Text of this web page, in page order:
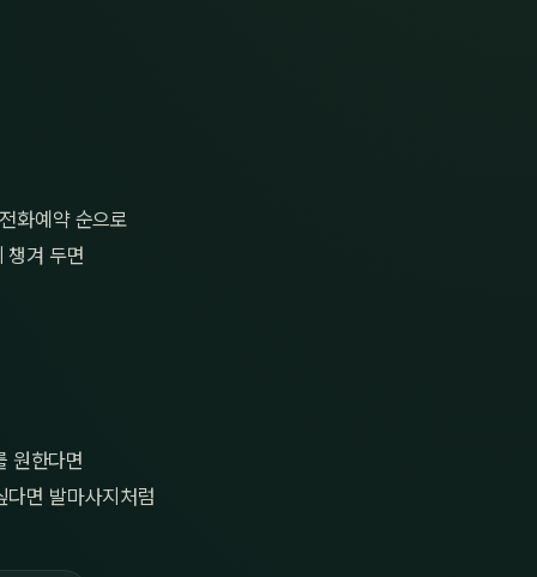
화예약 순으로
챙겨 두면
원한다면
다면 발마사지처럼